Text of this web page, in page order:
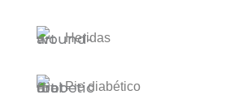
Heridas
Pie diabético